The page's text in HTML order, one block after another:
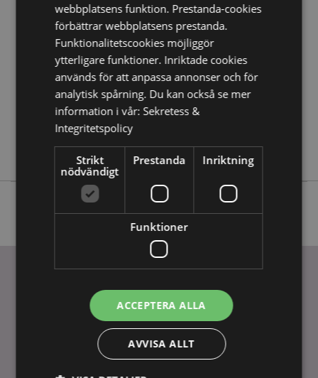
Produktattribut
Information
Höjd 55cm Bredd 70cm Djup 70cm
24
0.413000
Nej
Nej
Nej
ANVÄNDBARA LÄNKAR
FAQ
Frakt & Leverans
Homexpo Paris Showroom
webbplatsens funktion. Prestanda-cookies
förbättrar webbplatsens prestanda.
Funktionalitetscookies möjliggör
ytterligare funktioner. Inriktade cookies
används för att anpassa annonser och för
analytisk spårning. Du kan också se mer
information i vår: Sekretess &
Integritetspolicy
Strikt
nödvändigt
Prestanda Inriktning
Funktioner
ACCEPTERA ALLA
AVVISA ALLT